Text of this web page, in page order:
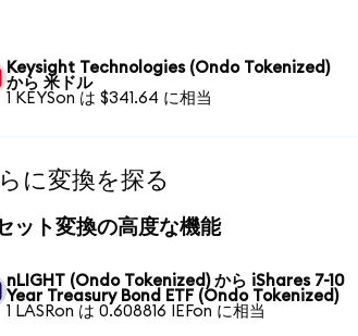
Keysight Technologies (Ondo Tokenized)
から 米ドル
1 KEYSon は $341.64 に相当
に変換を探る
ット変換の高度な機能
nLIGHT (Ondo Tokenized) から iShares 7-10
Year Treasury Bond ETF (Ondo Tokenized)
1 LASRon は 0.608816 IEFon に相当